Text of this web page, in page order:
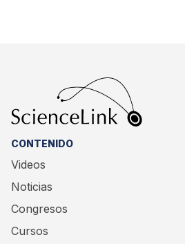
CONTENIDO
Videos
Noticias
Congresos
Cursos